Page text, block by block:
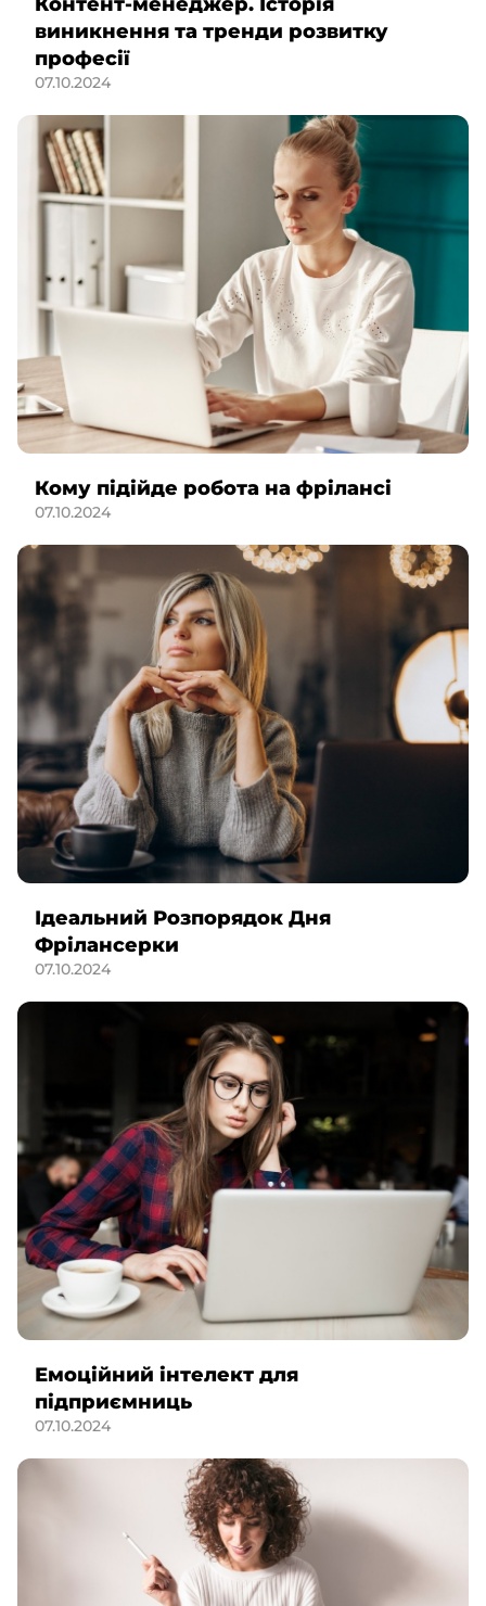
виникнення та тренди розвитку
професії
07.10.2024
Кому підійде робота на фрілансі
07.10.2024
Ідеальний Розпорядок Дня
Фрілансерки
07.10.2024
Емоційний інтелект для
підприємниць
07.10.2024